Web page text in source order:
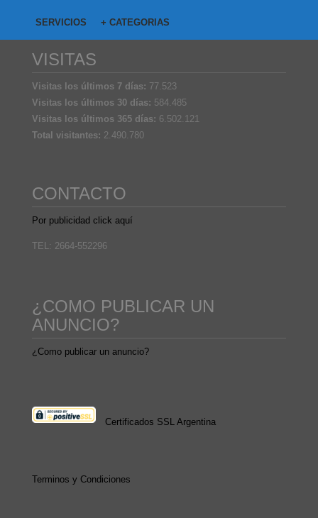
SERVICIOS + CATEGORIAS
VISITAS
Visitas los últimos 7 días: 77.523
Visitas los últimos 30 días: 584.485
Visitas los últimos 365 días: 6.502.121
Total visitantes: 2.490.780
CONTACTO
Por publicidad click aquí
TEL: 2664-552296
¿COMO PUBLICAR UN
ANUNCIO?
¿Como publicar un anuncio?
Certificados SSL Argentina
Terminos y Condiciones